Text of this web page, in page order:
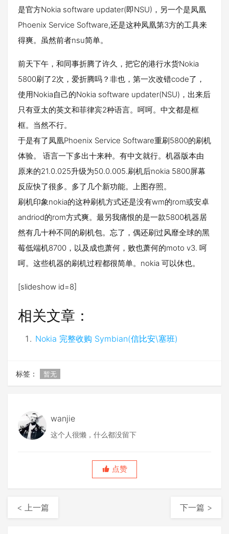
是官方Nokia software updater(即NSU)，另一个是凤凰
Phoenix Service Software,还是这种凤凰第3方的工具来
得爽。虽然前者nsu简单。
前天下午，和同事折腾了许久，把它的港行水货Nokia
5800刷了2次，爱折腾吗？非也，第一次改错code了，
使用Nokia自己的Nokia software updater(NSU)，出来后
只有亚太的英文和菲律宾2种语言。呵呵。中文都是框
框。当然不行。
于是有了凤凰Phoenix Service Software重刷5800的刷机
体验。 语言一下多出十来种。有中文就行。机器版本由
原来的21.0.025升级为50.0.005.刷机后nokia 5800屏幕
反应快了很多。多了几个新功能。上图存照。
刷机印象nokia的这种刷机方式还是没有wm的rom或安卓
andriod的rom方式爽。最另我痛恨的是一款5800机器居
然有几十种不同的刷机包。忘了，偶还刷过风靡全球的黑
莓低端机8700，以及成也萧何，败也萧何的moto v3. 呵
呵。这些机器的刷机过程都很简单。nokia 可以休也。
[slideshow id=8]
相关文章：
Nokia 完整收购 Symbian(信比安\塞班)
标签： 暂无
wanjie
这个人很懒，什么都没留下
点赞
< 上一篇 下一篇 >